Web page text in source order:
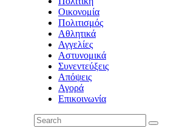
Οικονομία
Πολιτισμός
Αθλητικά
Αγγελίες
Αστυνομικά
Συνεντεύξεις
Απόψεις
Αγορά
Επικοινωνία